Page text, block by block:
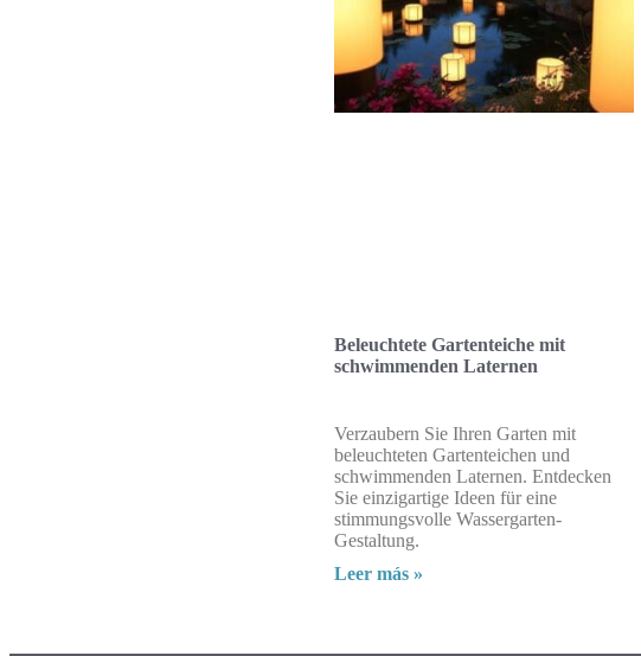
Beleuchtete Gartenteiche mit
schwimmenden Laternen
Verzaubern Sie Ihren Garten mit
beleuchteten Gartenteichen und
schwimmenden Laternen. Entdecken
Sie einzigartige Ideen für eine
stimmungsvolle Wassergarten-
Gestaltung.
Leer más »